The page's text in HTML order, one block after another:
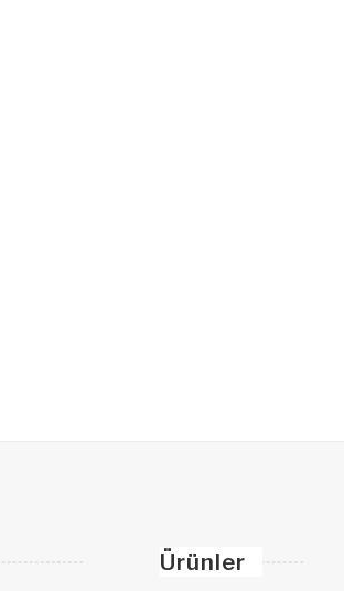
Ürünler